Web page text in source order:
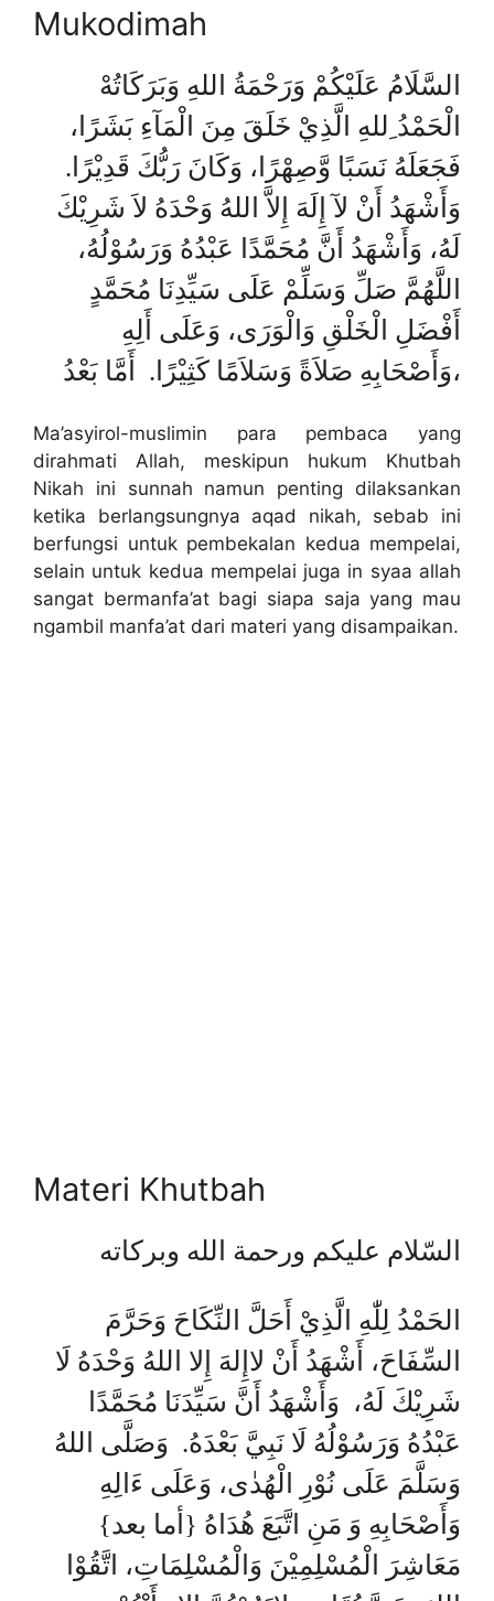
Mukodimah
السَّلَامُ عَلَيْكُمْ وَرَحْمَةُ اللهِ وَبَرَكَاتُهْ
الْحَمْدُ ِللهِ الَّذِيْ خَلَقَ مِنَ الْمَآءِ بَشَرًا،
فَجَعَلَهُ نَسَبًا وَّصِهْرًا، وَكَانَ رَبُّكَ قَدِيْرًا.
وَأَشْهَدُ أَنْ لآ إِلَهَ إِلاَّ اللهُ وَحْدَهُ لاَ شَرِيْكَ
لَهُ، وَأَشْهَدُ أَنَّ مُحَمَّدًا عَبْدُهُ وَرَسُوْلُهُ،
اللَّهُمَّ صَلِّ وَسَلِّمْ عَلَى سَيِّدِنَا مُحَمَّدٍ
أَفْضَلِ الْخَلْقِ وَالْوَرَى، وَعَلَى أَلِهِ
وَأَصْحَابِهِ صَلاَةً وَسَلاَمًا كَثِيْرًا. أَمَّا بَعْدُ،
Ma’asyirol-muslimin para pembaca yang
dirahmati Allah, meskipun hukum Khutbah
Nikah ini sunnah namun penting dilaksankan
ketika berlangsungnya aqad nikah, sebab ini
berfungsi untuk pembekalan kedua mempelai,
selain untuk kedua mempelai juga in syaa allah
sangat bermanfa’at bagi siapa saja yang mau
ngambil manfa’at dari materi yang disampaikan.
Materi Khutbah
السّلام عليكم ورحمة الله وبركاته
الحَمْدُ لِلّٰهِ الَّذِيْ أَحَلَّ النِّكَاحَ وَحَرَّمَ
السِّفَاحَ، أَشْهَدُ أَنْ لاإِلهَ إِلا اللهُ وَحْدَهُ لَا
شَرِيْكَ لَهُ، وَأَشْهَدُ أَنَّ سَيِّدَنَا مُحَمَّدًا
عَبْدُهُ وَرَسُوْلُهُ لَا نَبِيَّ بَعْدَهُ. وَصَلَّى اللهُ
وَسَلَّمَ عَلَى نُوْرِ الْهُدٰى، وَعَلَى ءَالِهِ
وَأَصْحَابِهِ وَ مَنِ اتَّبَعَ هُدَاهُ {أما بعد}
مَعَاشِرَ الْمُسْلِمِيْنَ وَالْمُسْلِمَاتِ، اتَّقُوْا